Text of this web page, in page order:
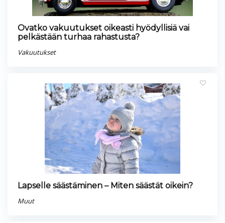
Ovatko vakuutukset oikeasti hyödyllisiä vai
pelkästään turhaa rahastusta?
Vakuutukset
Lapselle säästäminen – Miten säästät oikein?
Muut